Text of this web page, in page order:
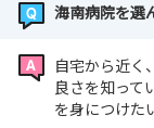
海南病院を選
自宅から近く
良さを知って
を身につけた